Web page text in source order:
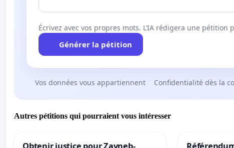
Écrivez avec vos propres mots. L’IA rédigera une pétition
Générer la pétition
Vos données vous appartiennent Confidentialité dès la
Autres pétitions qui pourraient vous intéresser
Obtenir justice pour Zayneb-